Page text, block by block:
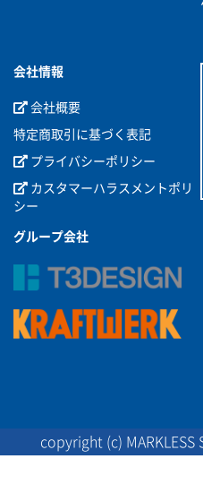
会社情報
会社概要
特定商取引に基づく表記
プライバシーポリシー
カスタマーハラスメントポリ
シー
グループ会社
copyright (c) MARKLESS